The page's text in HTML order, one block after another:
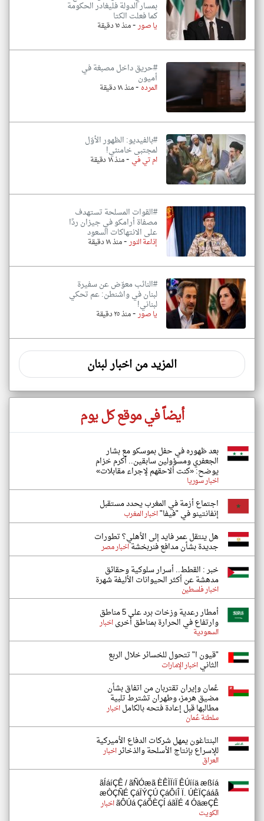
بمسار الدولة فليغادر الحكومة
كما فعلت الكتا
يا صور-منذ ١٥ دقيقة
#حريق داخل مصبغة في
أميون
المرده-منذ ١٨ دقيقة
#بالفيديو: الظهور الأوّل
لمجتبى خامنئي!
ام تي في -منذ ١٨ دقيقة
#القوات المسلحة تستهدف
مصفاة أرامكو في جيزان ردًا
على الانتهاكات السعود
إذاعة النور-منذ ١٨ دقيقة
#النائب معوّض عن سفيرة
لبنان في واشنطن: عم تحكي
لبناني!
يا صور-منذ ٢٥ دقيقة
المزيد من اخبار لبنان
أيضاً في موقع كل يوم
بعد ظهوره في حفل بموسكو مع بشار
الجعفري ومسؤولين سابقين.. أكرم خزام
يوضح: «كنت ألاحقهم لإجراء مقابلات»
اخبار سوريا
اجتماع أزمة في المغرب يحدد مستقبل
إنفانتينو في "فيفا"اخبار المغرب
هل ينتقل عمر فايد إلى الأهلي؟ تطورات
جديدة بشأن مدافع فنربخشةاخبار مصر
خبر : القطط.. أسرار سلوكية وحقائق
مدهشة عن أكثر الحيوانات الأليفة شهرة
اخبار فلسطين
أمطار رعدية وزخات برد على 5 مناطق
وارتفاع في الحرارة بمناطق أخرىاخبار
السعودية
"قيون ا" تتحول للخسائر خلال الربع
الثانياخبار الإمارات
عُمان وإيران تقتربان من اتفاق بشأن
مضيق هرمز، وطهران تشترط تلبية
مطالبها قبل إعادة فتحه بالكاملاخبار
سلطنة عُمان
البنتاغون يمهل شركات الدفاع الأميركية
للإسراع بإنتاج الأسلحة والذخائراخبار
العراق
ãÍáíÇÊ / ãÑÓæã ÈÊÌÏíÏ ÊÚííä æßíá
æÒÇÑÉ ÇáÏÝÇÚ ÇáÔíÎ Ï. ÚÈÏÇááå
ãÔÚá ÇáÕÈÇÍ áãÏÉ 4 ÓäæÇÊاخبار
الكويت